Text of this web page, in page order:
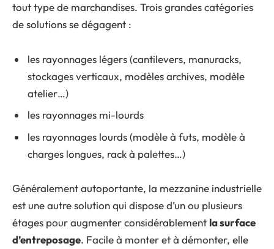
tout type de marchandises. Trois grandes catégories
de solutions se dégagent :
les rayonnages légers (cantilevers, manuracks,
stockages verticaux, modèles archives, modèle
atelier…)
les rayonnages mi-lourds
les rayonnages lourds (modèle à futs, modèle à
charges longues, rack à palettes…)
Généralement autoportante, la mezzanine industrielle
est une autre solution qui dispose d’un ou plusieurs
étages pour augmenter considérablement la surface
d’entreposage. Facile à monter et à démonter, elle